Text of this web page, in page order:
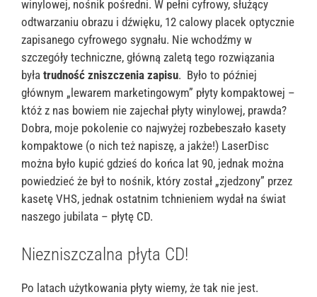
winylowej, nośnik pośredni. W pełni cyfrowy, służący
odtwarzaniu obrazu i dźwięku, 12 calowy placek optycznie
zapisanego cyfrowego sygnału. Nie wchodźmy w
szczegóły techniczne, główną zaletą tego rozwiązania
była trudność zniszczenia zapisu. Było to później
głównym „lewarem marketingowym” płyty kompaktowej –
któż z nas bowiem nie zajechał płyty winylowej, prawda?
Dobra, moje pokolenie co najwyżej rozbebeszało kasety
kompaktowe (o nich też napiszę, a jakże!) LaserDisc
można było kupić gdzieś do końca lat 90, jednak można
powiedzieć że był to nośnik, który został „zjedzony” przez
kasetę VHS, jednak ostatnim tchnieniem wydał na świat
naszego jubilata – płytę CD.
Niezniszczalna płyta CD!
Po latach użytkowania płyty wiemy, że tak nie jest.